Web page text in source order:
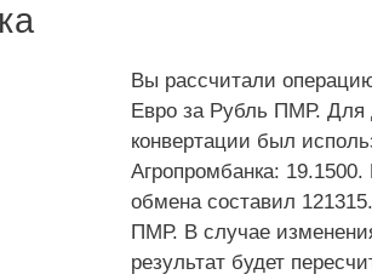
Вы рассчитали
Евро за Рубль ПМР. Для
конвертации был
Агропромбанка: 19.1500.
обмена составил
ПМР. В случае
результат будет